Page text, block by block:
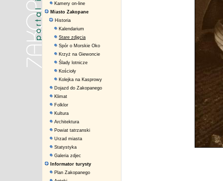
Kamery on-line
Miasto Zakopane
Historia
Kalendarium
Stare zdjęcia
Spór o Morskie Oko
Krzyż na Giewoncie
Ślady lotnicze
Kościoły
Kolejka na Kasprowy
Dojazd do Zakopanego
Klimat
Folklor
Kultura
Architektura
Powiat tatrzanski
Urzad miasta
Statystyka
Galeria zdjec
Informator turysty
Plan Zakopanego